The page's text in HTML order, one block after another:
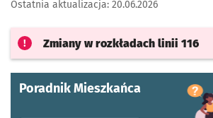
Ostatnia aktualizacja: 20.06.2026
Zmiany w rozkładach linii 116
Poradnik Mieszkańca